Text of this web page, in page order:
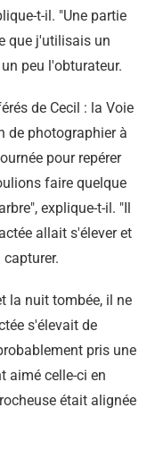
t-il. "Une partie
que j'utilisais un
peu l'obturateur.
de Cecil : la Voie
de photographier à
pour repérer
faire quelque
explique-t-il. "Il
allait s'élever et
la nuit tombée, il ne
s'élevait de
pris une
aimé celle-ci en
était alignée